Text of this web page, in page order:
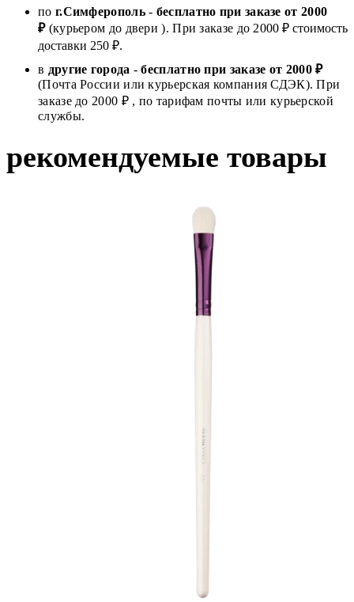
по г.Симферополь- бесплатно при заказе от 2000
₽(курьером до двери ). При заказе до 2000 ₽ стоимость
доставки 250 ₽.
в другие города -бесплатно при заказе от 2000 ₽
(Почта России или курьерская компания СДЭК). При
заказе до 2000 ₽ , по тарифам почты или курьерской
службы.
рекомендуемые товары